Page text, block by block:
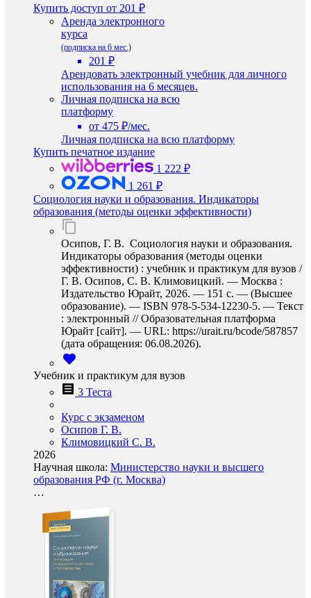
Купить доступ от 201 ₽
Аренда электронного
курса
(подписка на 6 мес.)
201 ₽
Арендовать электронный учебник для личного
использования на 6 месяцев.
Личная подписка на всю
платформу
от 475 ₽/мес.
Личная подписка на всю платформу
Купить печатное издание
1 222 ₽
1 261 ₽
Социология науки и образования. Индикаторы
образования (методы оценки эффективности)
Осипов, Г. В. Социология науки и образования.
Индикаторы образования (методы оценки
эффективности) : учебник и практикум для вузов /
Г. В. Осипов, С. В. Климовицкий. — Москва :
Издательство Юрайт, 2026. — 151 с. — (Высшее
образование). — ISBN 978-5-534-12230-5. — Текст
: электронный // Образовательная платформа
Юрайт [сайт]. — URL: https://urait.ru/bcode/587857
(дата обращения: 06.08.2026).
Учебник и практикум для вузов
3 Теста
Курс с экзаменом
Осипов Г. В.
Климовицкий С. В.
2026
Научная школа: Министерство науки и высшего
образования РФ (г. Москва)
…